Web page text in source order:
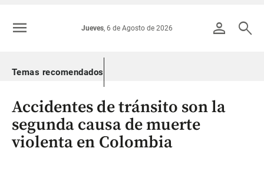
Colombia
person search
Jueves, 6 de Agosto de 2026
menu
Temas recomendados
Accidentes de tránsito son la
segunda causa de muerte
violenta en Colombia